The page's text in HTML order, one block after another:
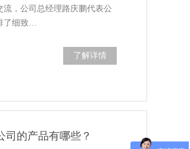
，公司总经理路庆鹏代表公
了细致…
了解详情
司的产品有哪些？